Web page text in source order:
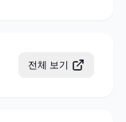
전체 보기